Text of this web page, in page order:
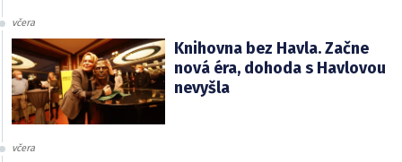
včera
Knihovna bez Havla. Začne
nová éra, dohoda s Havlovou
nevyšla
včera